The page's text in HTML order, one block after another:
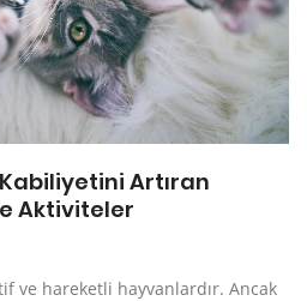
Artıran
Aktiviteler
ve hareketli hayvanlardır. Ancak